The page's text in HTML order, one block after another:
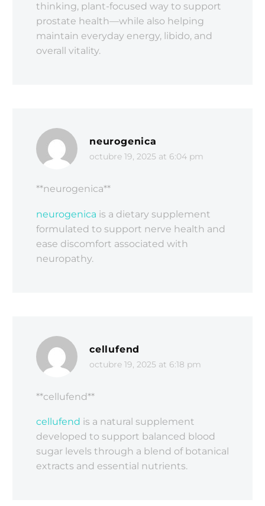
thinking, plant-focused way to support
prostate health—while also helping
maintain everyday energy, libido, and
overall vitality.
neurogenica
octubre 19, 2025 at 6:04 pm
** neurogenica**
neurogenica is a dietary supplement
formulated to support nerve health and
ease discomfort associated with
neuropathy.
cellufend
octubre 19, 2025 at 6:18 pm
** cellufend**
cellufend is a natural supplement
developed to support balanced blood
sugar levels through a blend of botanical
extracts and essential nutrients.